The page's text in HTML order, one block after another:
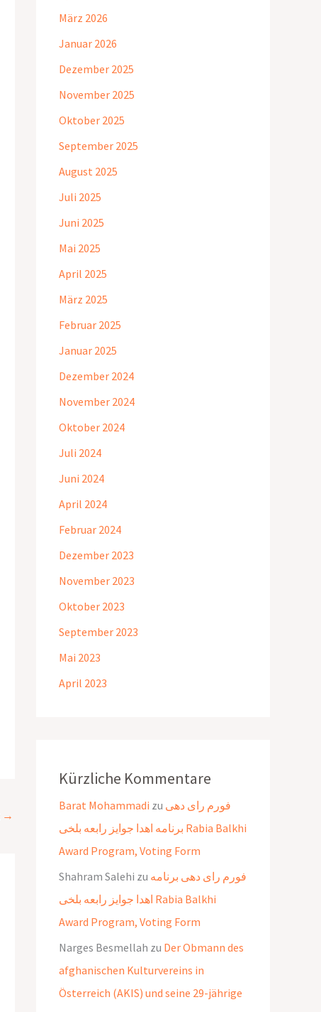
→
März 2026
Januar 2026
Dezember 2025
November 2025
Oktober 2025
September 2025
August 2025
Juli 2025
Juni 2025
Mai 2025
April 2025
März 2025
Februar 2025
Januar 2025
Dezember 2024
November 2024
Oktober 2024
Juli 2024
Juni 2024
April 2024
Februar 2024
Dezember 2023
November 2023
Oktober 2023
September 2023
Mai 2023
April 2023
Kürzliche Kommentare
Barat Mohammadi zu فورم رای دهی
برنامه اهدا جوایز رابعه بلخی Rabia Balkhi
Award Program, Voting Form
Shahram Salehi zu فورم رای دهی برنامه
اهدا جوایز رابعه بلخی Rabia Balkhi
Award Program, Voting Form
Narges Besmellah zu Der Obmann des
afghanischen Kulturvereins in
Österreich (AKIS) und seine 29-jährige